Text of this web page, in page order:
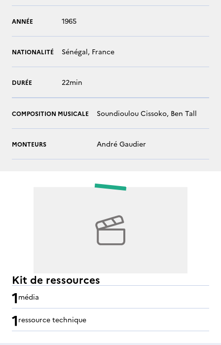
ANNÉE 1965
NATIONALITÉ Sénégal, France
DURÉE 22min
COMPOSITION MUSICALE Soundioulou Cissoko, Ben Tall
MONTEURS André Gaudier
Kit de ressources
1média
1ressource technique